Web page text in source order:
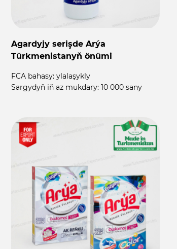
Agardyjy serişde Arýa
Türkmenistanyň önümi
FCA bahasy: ylalaşykly
Sargydyň iň az mukdary: 10 000 sany